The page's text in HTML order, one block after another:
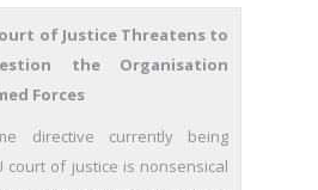
of Justice Threatens to
the Organisation
Forces
directive currently being
court of justice is nonsensical